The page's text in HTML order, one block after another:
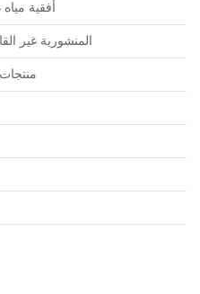
أفقية
المنشورية غير